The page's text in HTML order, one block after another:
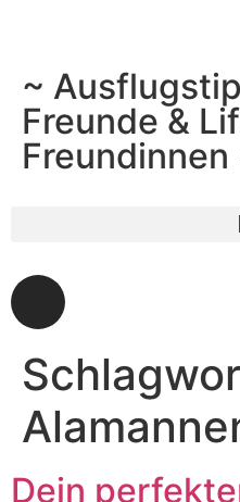
~
Freunde &
Freundinnen
Dein